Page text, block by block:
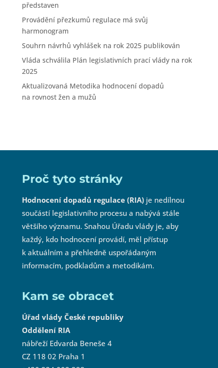
představen
Provádění přezkumů regulace má svůj
harmonogram
Souhrn návrhů vyhlášek na rok 2025 publikován
Vláda schválila Plán legislativních prací vlády na rok
2025
Aktualizovaná Metodika hodnocení dopadů
na rovnost žen a mužů
Proč tyto stránky
Hodnocení dopadů regulace (RIA)je nedílnou
součástí legislativního procesu a nabývá stále
většího významu. Snahou Úřadu vlády je, aby
každý, kdo hodnocení provádí, měl přístup
k aktuálním a přehledně uspořádaným
informacím, podkladům a metodikám.
Kam se obracet
Úřad vlády České republiky
Oddělení RIA
nábřeží Edvarda Beneše 4
CZ 118 02 Praha 1